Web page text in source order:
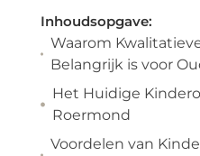
Inhoudsopgave:
Waarom
Belangrijk is voor
Het Huidige
Roermond
Voordelen van